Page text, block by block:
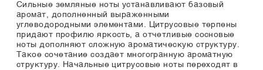
Сильные земляные ноты устанавливают базовый
аромат, дополненный выраженными
углеводородными элементами. Цитрусовые терпены
придают профилю яркость, а отчетливые сосновые
ноты дополняют сложную ароматическую структуру.
Такое сочетание создает многогранную ароматную
структуру. Начальные цитрусовые ноты переходят в